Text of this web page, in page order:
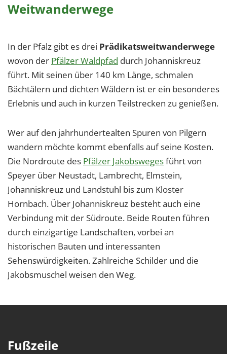
Weitwanderwege
In der Pfalz gibt es drei Prädikatsweitwanderwege
wovon der Pfälzer Waldpfad durch Johanniskreuz
führt. Mit seinen über 140 km Länge, schmalen
Bächtälern und dichten Wäldern ist er ein besonderes
Erlebnis und auch in kurzen Teilstrecken zu genießen.
Wer auf den jahrhundertealten Spuren von Pilgern
wandern möchte kommt ebenfalls auf seine Kosten.
Die Nordroute des Pfälzer Jakobswegesführt von
Speyer über Neustadt, Lambrecht, Elmstein,
Johanniskreuz und Landstuhl bis zum Kloster
Hornbach. Über Johanniskreuz besteht auch eine
Verbindung mit der Südroute. Beide Routen führen
durch einzigartige Landschaften, vorbei an
historischen Bauten und interessanten
Sehenswürdigkeiten. Zahlreiche Schilder und die
Jakobsmuschel weisen den Weg.
Fußzeile